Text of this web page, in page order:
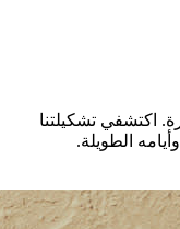
اكتشفي تشكيلتنا
الطويلة.